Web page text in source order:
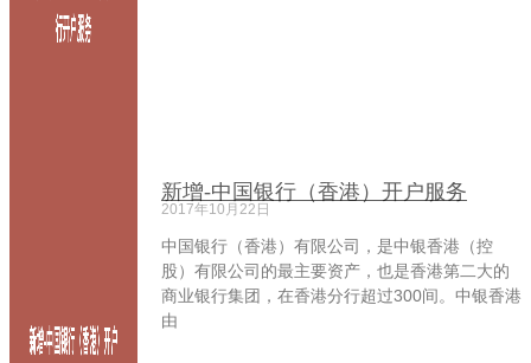
新增-中国银行（香港）开户服务
2017年10月22日
中国银行（香港）有限公司，是中银香港（控
股）有限公司的最主要资产，也是香港第二大的
商业银行集团，在香港分行超过300间。中银香港
由